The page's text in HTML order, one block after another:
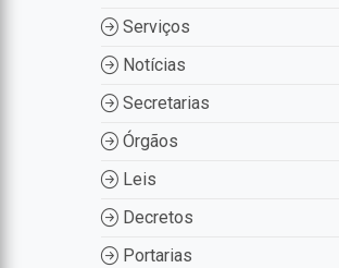
Serviços
Notícias
Secretarias
Órgãos
Leis
Decretos
Portarias